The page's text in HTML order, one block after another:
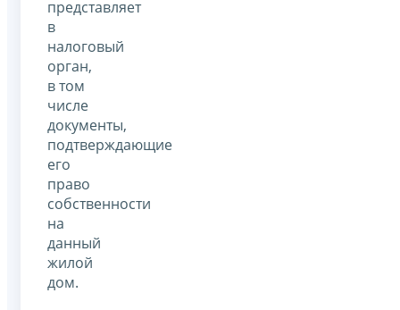
представляет
в
налоговый
орган,
в том
числе
документы,
подтверждающие
его
право
собственности
на
данный
жилой
дом.